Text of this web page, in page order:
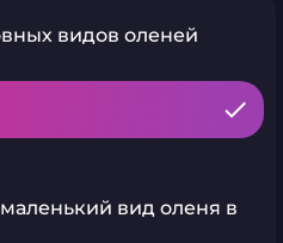
видов оленей
вид оленя в